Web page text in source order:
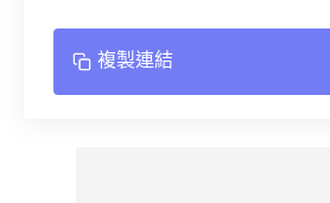
複製連結